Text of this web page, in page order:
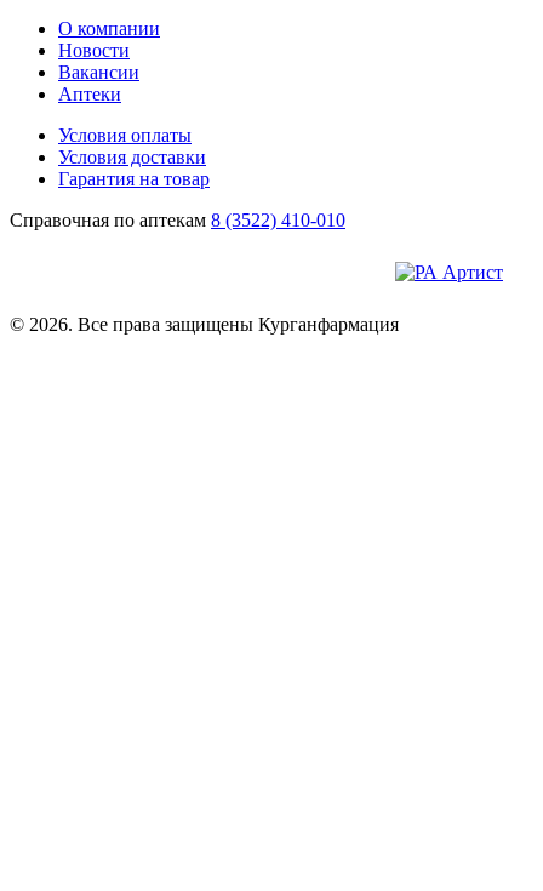
О компании
Новости
Вакансии
Аптеки
Условия оплаты
Условия доставки
Гарантия на товар
Справочная по аптекам 8 (3522) 410-010
© 2026. Все права защищены Курганфармация